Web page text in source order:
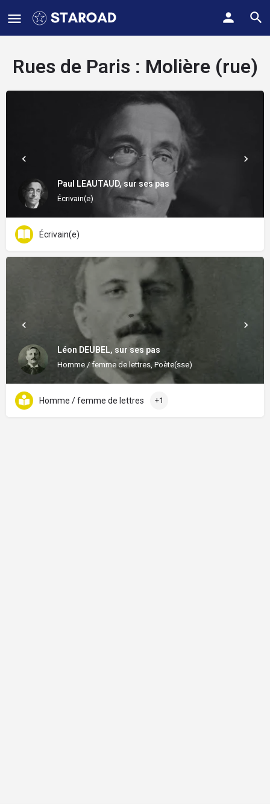
Rues de Paris : Molière (rue)
Paul LEAUTAUD, sur ses pas
Écrivain(e)
Écrivain(e)
Léon DEUBEL, sur ses pas
Homme / femme de lettres, Poète(sse)
Homme / femme de lettres +1